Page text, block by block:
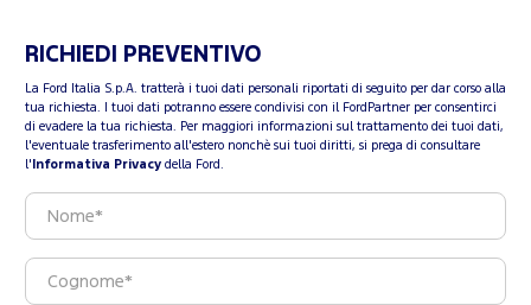
RICHIEDI PREVENTIVO
La Ford Italia S.p.A. tratterà i tuoi dati personali riportati di seguito per dar corso alla
tua richiesta. I tuoi dati potranno essere condivisi con il FordPartner per consentirci
di evadere la tua richiesta. Per maggiori informazioni sul trattamento dei tuoi dati,
l'eventuale trasferimento all'estero nonchè sui tuoi diritti, si prega di consultare
l' Informativa Privacy della Ford.